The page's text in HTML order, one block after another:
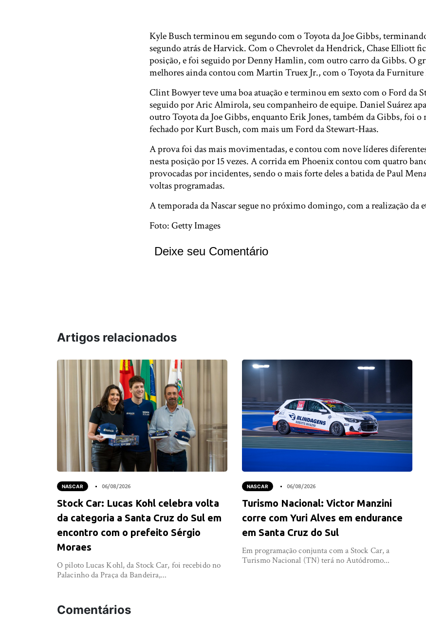
Kyle Busch terminou em segundo com o Toyota da Joe Gibbs,
segundo atrás de Harvick. Com o Chevrolet da Hendrick, Chase Elliott
posição, e foi seguido por Denny Hamlin, com outro carro da Gibbs. O
melhores ainda contou com Martin Truex Jr., com o Toyota da Furniture
Clint Bowyer teve uma boa atuação e terminou em sexto com o Ford da
seguido por Aric Almirola, seu companheiro de equipe. Daniel Suárez
outro Toyota da Joe Gibbs, enquanto Erik Jones, também da Gibbs, foi
fechado por Kurt Busch, com mais um Ford da Stewart-Haas.
A prova foi das mais movimentadas, e contou com nove líderes
nesta posição por 15 vezes. A corrida em Phoenix contou com quatro
provocadas por incidentes, sendo o mais forte deles a batida de Paul
voltas programadas.
A temporada da Nascar segue no próximo domingo, com a realização da
Foto: Getty Images
Deixe seu Comentário
Artigos relacionados
NASCAR 06/08/2026
Stock Car: Lucas Kohl celebra volta
da categoria a Santa Cruz do Sul em
encontro com o prefeito Sérgio
Moraes
O piloto Lucas Kohl, da Stock Car, foi recebido no
Palacinho da Praça da Bandeira,...
NASCAR 06/08/2026
Turismo Nacional: Victor Manzini
corre com Yuri Alves em endurance
em Santa Cruz do Sul
Em programação conjunta com a Stock Car, a
Turismo Nacional (TN) terá no Autódromo...
Comentários